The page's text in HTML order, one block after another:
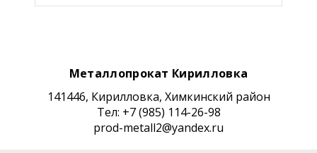
Металлопрокат Кирилловка
141446, Кирилловка, Химкинский район
Тел: +7 (985) 114-26-98
prod-metall2@yandex.ru